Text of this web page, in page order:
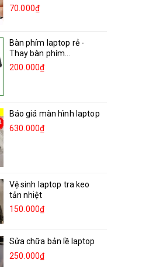
70.000₫
Bàn phím laptop rẻ -
Thay bàn phím...
200.000₫
Báo giá màn hình laptop
630.000₫
Vệ sinh laptop tra keo
tản nhiệt
150.000₫
Sửa chữa bản lề laptop
250.000₫